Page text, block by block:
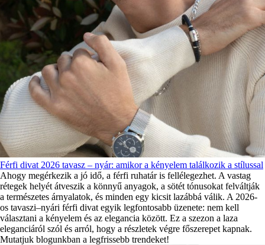
Férfi divat 2026 tavasz – nyár: amikor a kényelem találkozik a stílussal
Ahogy megérkezik a jó idő, a férfi ruhatár is fellélegezhet. A vastag
rétegek helyét átveszik a könnyű anyagok, a sötét tónusokat felváltják
a természetes árnyalatok, és minden egy kicsit lazábbá válik. A 2026-
os tavaszi–nyári férfi divat egyik legfontosabb üzenete: nem kell
választani a kényelem és az elegancia között. Ez a szezon a laza
eleganciáról szól és arról, hogy a részletek végre főszerepet kapnak.
Mutatjuk blogunkban a legfrissebb trendeket!